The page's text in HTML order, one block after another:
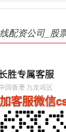
配资公司_股